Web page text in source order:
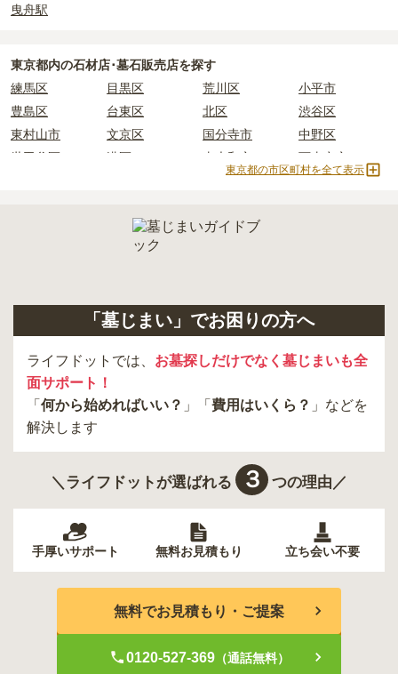
積もりを取るまで確定しません。
現地への見学が難しい場合は、資料請求でも各霊園の詳しい料金案
内を取り寄せることができます。
曳舟駅
東京都内の石材店･墓石販売店を探す
練馬区
目黒区 荒川区
小平市
豊島区
台東区 北区
渋谷区
東村山市
文京区 国分寺市
中野区
世田谷区
港区 東大和市
西東京市
町田市 府中市
昭島市
葛飾区 墨田区
杉並区
東京都の市区町村を全て表示
「墓じまい」でお困りの方へ
ライフドットでは、 お墓探しだけでなく墓じまいも全
面サポート！
「 何から始めればいい？ 」「 費用はいくら？ 」などを
解決します
＼ライフドットが選ばれる ３ つの理由／
手厚いサポート 無料お見積もり 立ち会い不要
無料でお見積もり・ご提案
0120-527-369（通話無料）